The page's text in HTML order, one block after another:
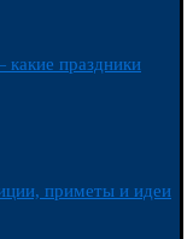
праздники
приметы и идеи